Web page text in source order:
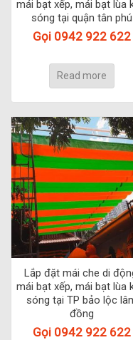
mái bạt xếp, mái bạt lùa
sóng tại quận tân phú
Gọi 0942 922 622
Read more
Lắp đặt mái che di
mái bạt xếp, mái bạt lùa
sóng tại TP bảo lộc
đồng
Gọi 0942 922 622